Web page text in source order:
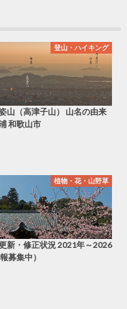
登山・ハイキング
山（高津子山） 山名の由来
和歌山市
植物・花・山野草
新・修正状況 2021年～2026
募集中）